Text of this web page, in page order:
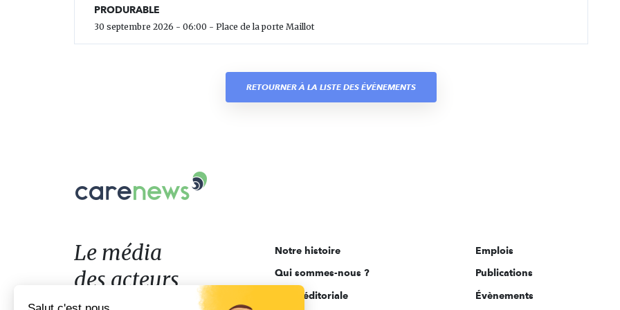
PRODURABLE
30 septembre 2026 - 06:00 - Place de la porte Maillot
RETOURNER À LA LISTE DES ÉVÈNEMENTS
Le
acteurs
de
l'engagement
Le média
des acteurs
Notre histoire
Qui sommes-nous ?
Ligne éditoriale
Emplois
Publications
Évènements